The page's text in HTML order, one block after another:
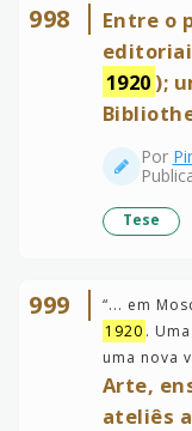
998
Entre o
1920 );
Por
Tese
999 “... em
1920 .
uma nova
Arte,
ateliês